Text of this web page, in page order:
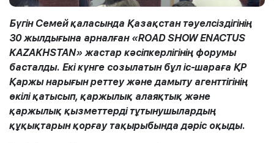
Бүгін Семей қаласында Қазақстан тәуелсіздігінің
30 жылдығына арналған «ROAD SHOW ENACTUS
KAZAKHSTAN» жастар кәсіпкерлігінің форумы
басталды. Екі күнге созылатын бұл іс-шараға ҚР
Қаржы нарығын реттеу және дамыту агенттігінің
өкілі қатысып, қаржылық алаяқтық және
қаржылық қызметтерді тұтынушылардың
құқықтарын қорғау тақырыбында дәріс оқыды.